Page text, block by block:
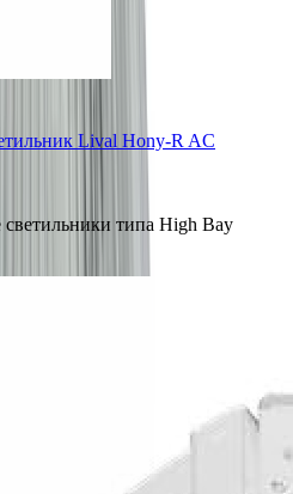
Lival Hony-R AC
типа High Bay